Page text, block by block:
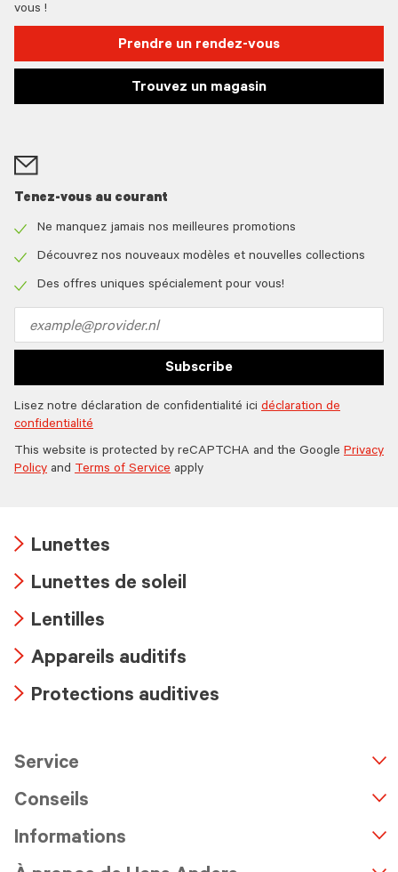
vous !
Prendre un rendez-vous
Trouvez un magasin
Tenez-vous au courant
icon
Ne manquez jamais nos meilleures promotions
icon
Découvrez nos nouveaux modèles et nouvelles collections
Des offres uniques spécialement pour vous!
address
Subscribe
Lisez notre déclaration de confidentialité ici déclaration de
confidentialité
This website is protected by reCAPTCHA and the Google Privacy
Policy and Terms of Service apply
icon
Lunettes
icon
Lunettes de soleil
icon
Lentilles
icon
Appareils auditifs
Protections auditives
Service
Conseils
Informations